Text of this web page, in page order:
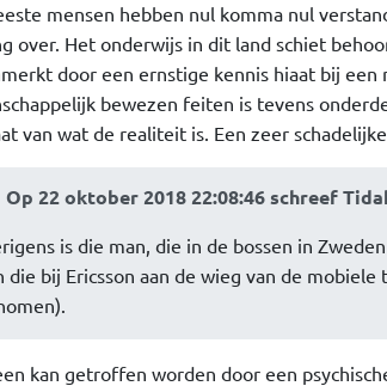
mensen hebben nul komma nul
over. Het onderwijs in dit land schiet
door een ernstige kennis hiaat bij
bewezen feiten is tevens
van wat de realiteit is. Een zeer
Op 22 oktober 2018 22:08:46 schreef
is die man, die in de bossen in
die bij Ericsson aan de wieg van de
kan getroffen worden door een